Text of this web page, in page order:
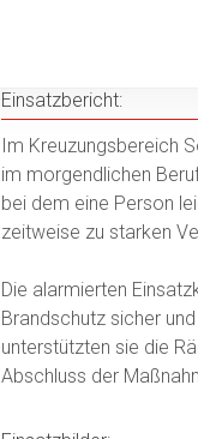
Einsatzbericht:
Im Kreuzungsbereich
im morgendlichen
bei dem eine Person
zeitweise zu starken
Die alarmierten
Brandschutz sicher
unterstützten sie die
Abschluss der